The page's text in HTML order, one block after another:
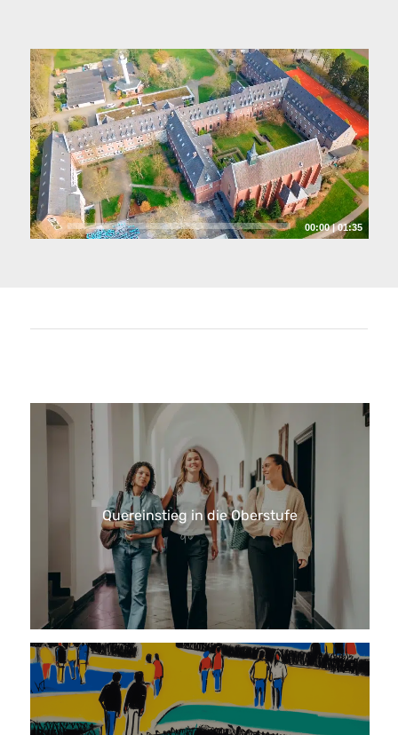
00:00|01:35
Quereinstieg in die Oberstufe